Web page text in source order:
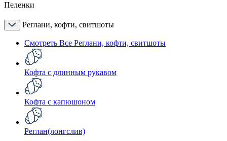
Пеленки
Реглани, кофти, свитшоты
Смотреть Все Реглани, кофти, свитшоты
Кофта с длинным рукавом
Кофта с капюшоном
Реглан(лонгслив)